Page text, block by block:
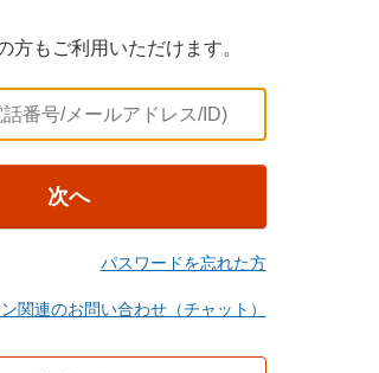
方もご利用いただけます。
次へ
パスワードを忘れた方
関連のお問い合わせ（チャット）